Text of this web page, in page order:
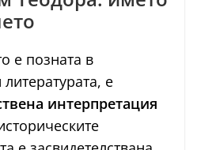
е позната в
е
интерпретация